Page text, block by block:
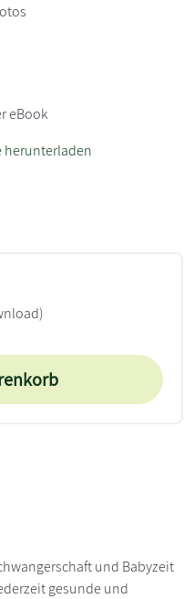
eBook
herunterladen
und Babyzeit
gesunde und